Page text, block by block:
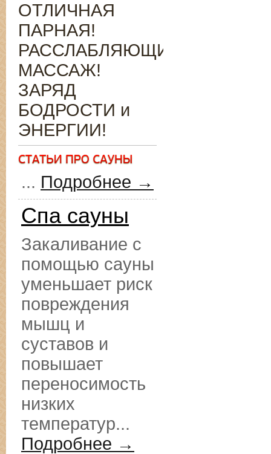
ОТЛИЧНАЯ
ПАРНАЯ!
РАССЛАБЛЯЮЩИЙ
МАССАЖ!
ЗАРЯД
БОДРОСТИ и
ЭНЕРГИИ!
... Подробнее →
Спа сауны
Закаливание с
помощью сауны
уменьшает риск
повреждения
мышц и
суставов и
повышает
переносимость
низких
температур...
Подробнее →